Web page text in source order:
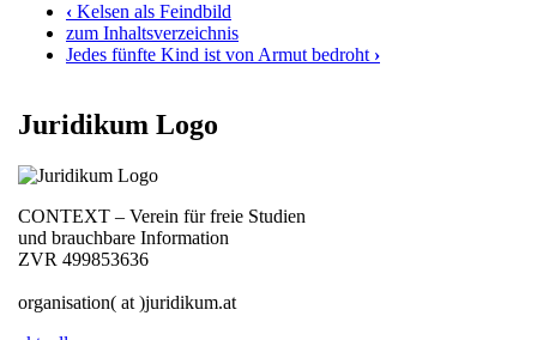
‹ Kelsen als Feindbild
zum Inhaltsverzeichnis
Jedes fünfte Kind ist von Armut bedroht ›
Juridikum Logo
CONTEXT – Verein für freie Studien
und brauchbare Information
ZVR 499853636
organisation( at )juridikum.at